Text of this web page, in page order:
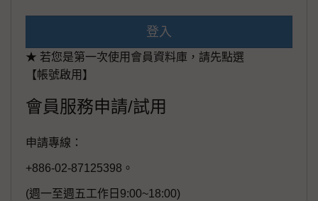
登入
★ 若您是第一次使用會員資料庫，請先點選
【帳號啟用】
會員服務申請/試用
申請專線：
+886-02-87125398。
(週一至週五工作日9:00~18:00)